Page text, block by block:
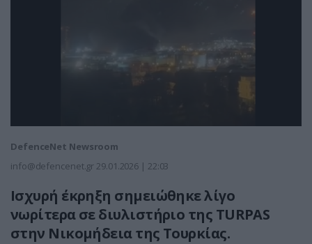
DefenceNet Newsroom
info@defencenet.gr 29.01.2026 | 22:03
Ισχυρή έκρηξη σημειώθηκε λίγο
νωρίτερα σε διυλιστήριο της TURPAS
στην Νικομήδεια της Τουρκίας.